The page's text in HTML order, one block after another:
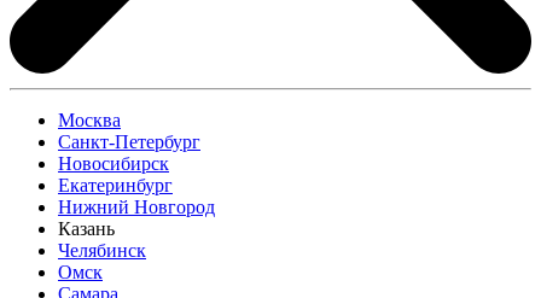
Москва
Санкт-Петербург
Новосибирск
Екатеринбург
Нижний Новгород
Казань
Челябинск
Омск